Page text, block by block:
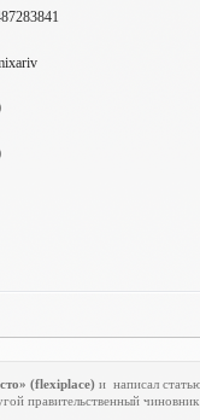
(flexiplace) и написал
правительственный